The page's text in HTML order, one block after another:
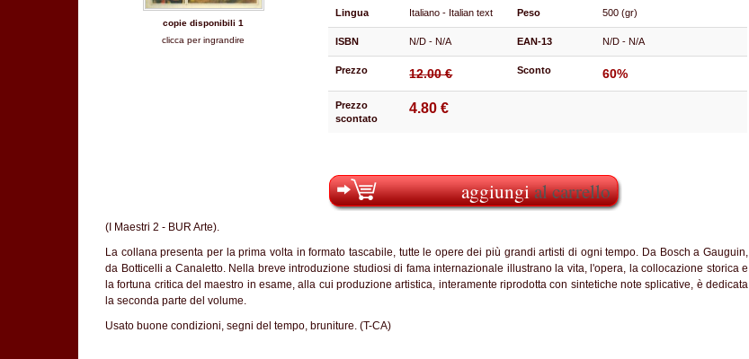
copie disponibili 1
clicca per ingrandire
Lingua Italiano - Italian text Peso 500 (gr)
ISBN N/D - N/A EAN-13 N/D - N/A
Prezzo 12.00 € Sconto 60%
Prezzo
scontato
4.80 €
aggiungial carrello
(I Maestri 2 - BUR Arte).
La collana presenta per la prima volta in formato tascabile, tutte le opere dei più grandi artisti di ogni tempo. Da Bosch a Gauguin,
da Botticelli a Canaletto. Nella breve introduzione studiosi di fama internazionale illustrano la vita, l'opera, la collocazione storica e
la fortuna critica del maestro in esame, alla cui produzione artistica, interamente riprodotta con sintetiche note splicative, è dedicata
la seconda parte del volume.
Usato buone condizioni, segni del tempo, bruniture. (T-CA)